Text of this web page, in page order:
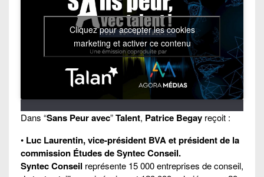
Cliquez pour accepter les cookies
marketing et activer ce contenu
Dans “Sans Peur avec”Talent, Patrice Begay reçoit :
• Luc Laurentin, vice-président BVA et président de la
commission Études de Syntec Conseil.
Syntec Conseil représente 15 000 entreprises de conseil,